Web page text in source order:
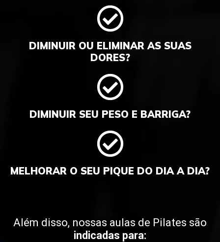
DIMINUIR OU ELIMINAR AS SUAS
DORES?
DIMINUIR SEU PESO E BARRIGA?
MELHORAR O SEU PIQUE DO DIA A DIA?
Além disso, nossas aulas de Pilates são
indicadas para: